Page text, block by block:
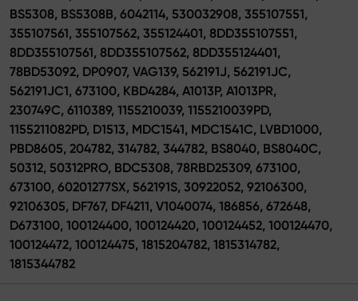
BS5308, BS5308B, 6042114, 530032908, 355107551,
355107561, 355107562, 355124401, 8DD355107551,
8DD355107561, 8DD355107562, 8DD355124401,
78BD53092, DP0907, VAG139, 562191J, 562191JC,
562191JC1, 673100, KBD4284, A1013P, A1013PR,
230749C, 6110389, 1155210039, 1155210039PD,
1155211082PD, D1513, MDC1541, MDC1541C, LVBD1000,
PBD8605, 204782, 314782, 344782, BS8040, BS8040C,
50312, 50312PRO, BDC5308, 78RBD25309, 673100,
673100, 60201277SX, 562191S, 30922052, 92106300,
92106305, DF767, DF4211, V1040074, 186856, 672648,
D673100, 100124400, 100124420, 100124452, 100124470,
100124472, 100124475, 1815204782, 1815314782,
1815344782